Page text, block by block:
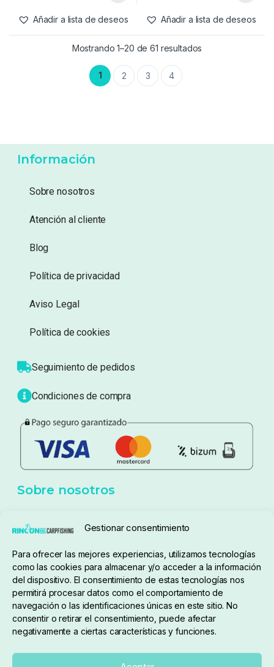
Gestionar consentimiento
Para ofrecer las mejores experiencias, utilizamos tecnologías
como las cookies para almacenar y/o acceder a la información
del dispositivo. El consentimiento de estas tecnologías nos
permitirá procesar datos como el comportamiento de
navegación o las identificaciones únicas en este sitio. No
consentir o retirar el consentimiento, puede afectar
negativamente a ciertas características y funciones.
Añadir a lista de deseos Añadir a lista de deseos
Mostrando 1–20 de 61 resultados
1 2 3 4
Información
Sobre nosotros
Atención al cliente
Blog
Política de privacidad
Aviso Legal
Política de cookies
Seguimiento de pedidos
Condiciones de compra
Sobre nosotros
pedidos@elrincondelcarpfishing.com
910 824 923
Lunes a Viernes de 10:00 a 14:00 horas y 17:00 a
20:00
Paseo de Guadalajara, 36. Local 3. 28702. San